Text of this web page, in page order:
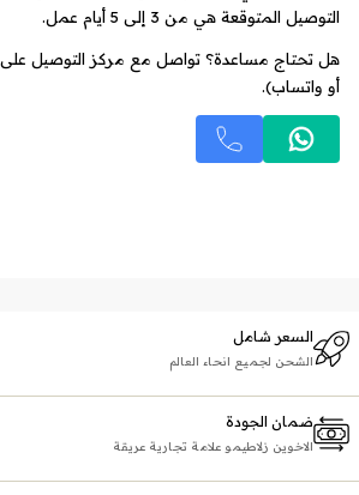
التوصيل المتوقعة هي من 3 إلى 5 أيام عمل.
هل تحتاج مساعدة؟ تواصل مع مركز التوصيل على
أو واتساب).
السعر شامل
الشحن لجميع انحاء العالم
ضمان الجودة
الاخوين زلاطيمو علامة تجارية عريقة